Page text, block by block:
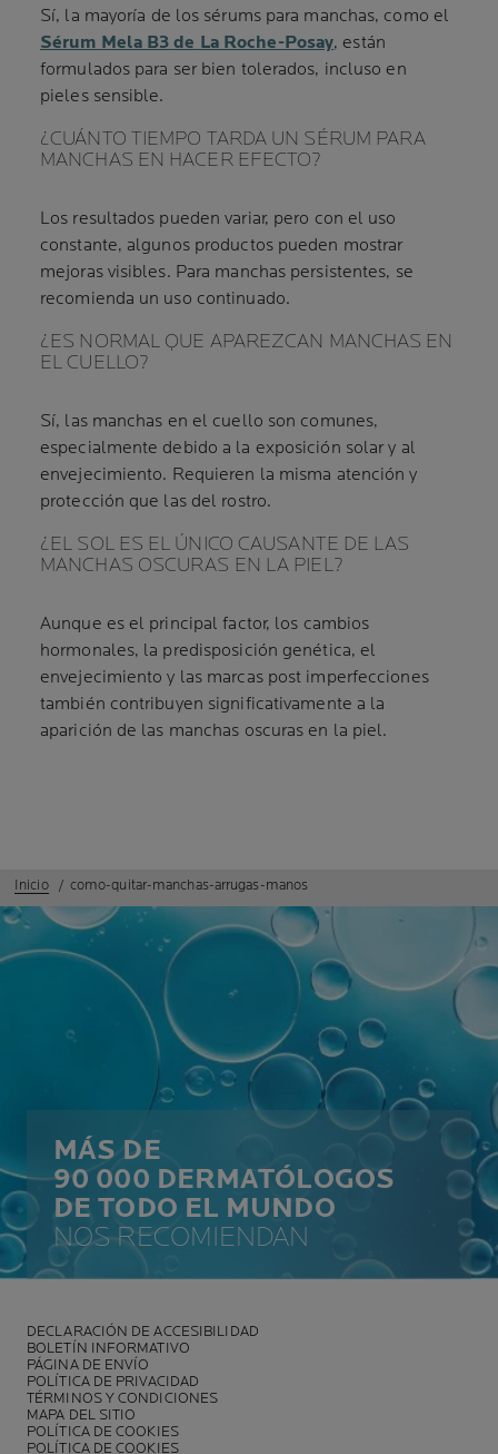
Sí, la mayoría de los sérums para manchas, como el
Sérum Mela B3 de La Roche-Posay, están
formulados para ser bien tolerados, incluso en
pieles sensible.
¿CUÁNTO TIEMPO TARDA UN SÉRUM PARA
MANCHAS EN HACER EFECTO?
Los resultados pueden variar, pero con el uso
constante, algunos productos pueden mostrar
mejoras visibles. Para manchas persistentes, se
recomienda un uso continuado.
¿ES NORMAL QUE APAREZCAN MANCHAS EN
EL CUELLO?
Sí, las manchas en el cuello son comunes,
especialmente debido a la exposición solar y al
envejecimiento. Requieren la misma atención y
protección que las del rostro.
¿EL SOL ES EL ÚNICO CAUSANTE DE LAS
MANCHAS OSCURAS EN LA PIEL?
Aunque es el principal factor, los cambios
hormonales, la predisposición genética, el
envejecimiento y las marcas post imperfecciones
también contribuyen significativamente a la
aparición de las manchas oscuras en la piel.
Inicio como-quitar-manchas-arrugas-manos
MÁS DE
90 000 DERMATÓLOGOS
DE TODO EL MUNDO
NOS RECOMIENDAN
DECLARACIÓN DE ACCESIBILIDAD
BOLETÍN INFORMATIVO
PÁGINA DE ENVÍO
POLÍTICA DE PRIVACIDAD
TÉRMINOS Y CONDICIONES
MAPA DEL SITIO
POLÍTICA DE COOKIES
POLÍTICA DE COOKIES